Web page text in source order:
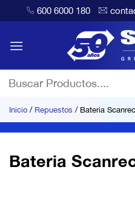
al
600 6000 180
por:
Inicio / Repuestos / Bateria
Bateria